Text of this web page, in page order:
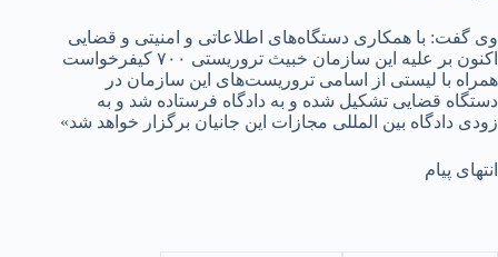
وی گفت: با همکاری دستگاه‌های اطلاعاتی و امنیتی و قضایی
اکنون بر علیه این سازمان خبیث تروریستی ۷۰۰ کیفرخواست
همراه با لیستی از اسامی تروریست‌های این سازمان در
دستگاه قضایی تشکیل شده و به دادگاه فرستاده شد و به
زودی دادگاه بین المللی مجازات این جانیان برگزار خواهد شد»
انتهای پیام